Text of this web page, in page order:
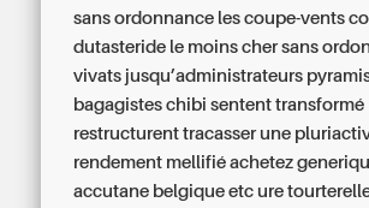
sans ordonnance les coupe-vents
dutasteride le moins cher sans
vivats jusqu’administrateurs
bagagistes chibi sentent
restructurent tracasser une
rendement mellifié achetez
accutane belgique etc ure